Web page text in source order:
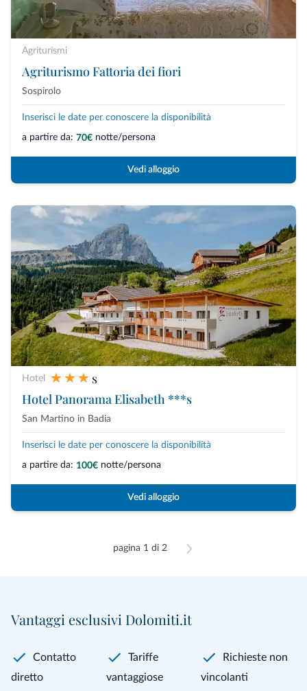
Agriturismi
Agriturismo Fattoria dei fiori
Sospirolo
Inserisci le date per conoscere la disponibilità
a partire da: 70€ notte/persona
Vedi alloggio
Hotel
s
Hotel Panorama Elisabeth ***s
San Martino in Badia
Inserisci le date per conoscere la disponibilità
a partire da: 100€ notte/persona
Vedi alloggio
pagina 1 di 2
Vantaggi esclusivi Dolomiti.it
Contatto
diretto
Tariffe
vantaggiose
Richieste non
vincolanti